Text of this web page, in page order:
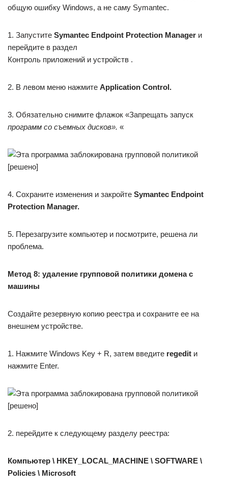
общую ошибку Windows, а не саму Symantec.
1. Запустите Symantec Endpoint Protection Manager и
перейдите в раздел
Контроль приложений и устройств .
2. В левом меню нажмите Application Control.
3. Обязательно снимите флажок «Запрещать запуск
программ со съемных дисков». «
4. Сохраните изменения и закройте Symantec Endpoint
Protection Manager.
5. Перезагрузите компьютер и посмотрите, решена ли
проблема.
Метод 8: удаление групповой политики домена с
машины
Создайте резервную копию реестра и сохраните ее на
внешнем устройстве.
1. Нажмите Windows Key + R, затем введите regedit и
нажмите Enter.
2. перейдите к следующему разделу реестра:
Компьютер \ HKEY_LOCAL_MACHINE \ SOFTWARE \
Policies \ Microsoft